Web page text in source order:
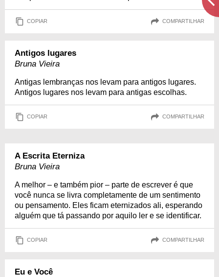
COPIAR COMPARTILHAR
Antigos lugares
Bruna Vieira
Antigas lembranças nos levam para antigos lugares.
Antigos lugares nos levam para antigas escolhas.
COPIAR COMPARTILHAR
A Escrita Eterniza
Bruna Vieira
A melhor – e também pior – parte de escrever é que
você nunca se livra completamente de um sentimento
ou pensamento. Eles ficam eternizados ali, esperando
alguém que tá passando por aquilo ler e se identificar.
COPIAR COMPARTILHAR
Eu e Você